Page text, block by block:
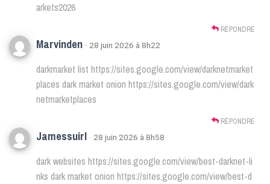
arkets2026
RÉPONDRE
Marvinden · 28 juin 2026 à 8h22
darkmarket list https://sites.google.com/view/darknetmarket
places dark market onion https://sites.google.com/view/dark
netmarketplaces
RÉPONDRE
Jamessuirl · 28 juin 2026 à 8h58
dark websites https://sites.google.com/view/best-darknet-li
nks dark market onion https://sites.google.com/view/best-d